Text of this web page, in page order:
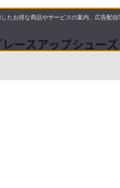
ースアップシューズ
たお得な商品やサービスの案内、広告配